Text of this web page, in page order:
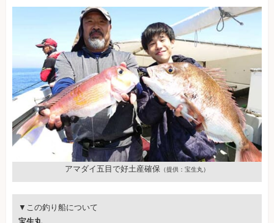
アマダイ五目で好土産確保 （提供：宝生丸）
▼この釣り船について